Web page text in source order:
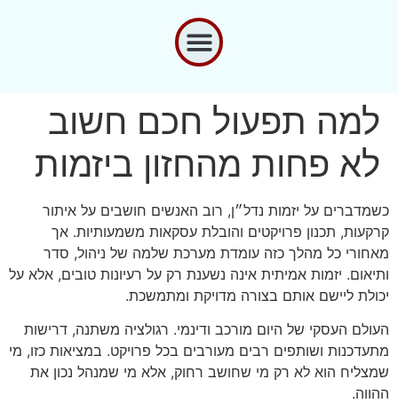
למה תפעול חכם חשוב
לא פחות מהחזון ביזמות
כשמדברים על יזמות נדל״ן, רוב האנשים חושבים על איתור
קרקעות, תכנון פרויקטים והובלת עסקאות משמעותיות. אך
מאחורי כל מהלך כזה עומדת מערכת שלמה של ניהול, סדר
ותיאום. יזמות אמיתית אינה נשענת רק על רעיונות טובים, אלא על
יכולת ליישם אותם בצורה מדויקת ומתמשכת.
העולם העסקי של היום מורכב ודינמי. רגולציה משתנה, דרישות
מתעדכנות ושותפים רבים מעורבים בכל פרויקט. במציאות כזו, מי
שמצליח הוא לא רק מי שחושב רחוק, אלא מי שמנהל נכון את
ההווה.